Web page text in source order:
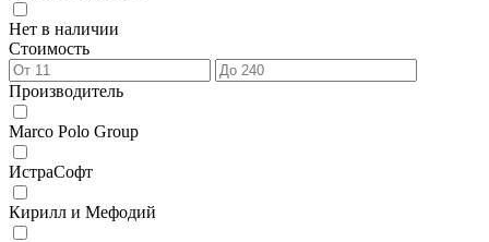
Нет в наличии
Стоимость
Производитель
Marco Polo Group
ИстраСофт
Кирилл и Мефодий